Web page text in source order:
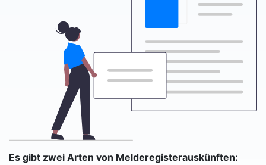
Es gibt zwei Arten von Melderegisterauskünften: